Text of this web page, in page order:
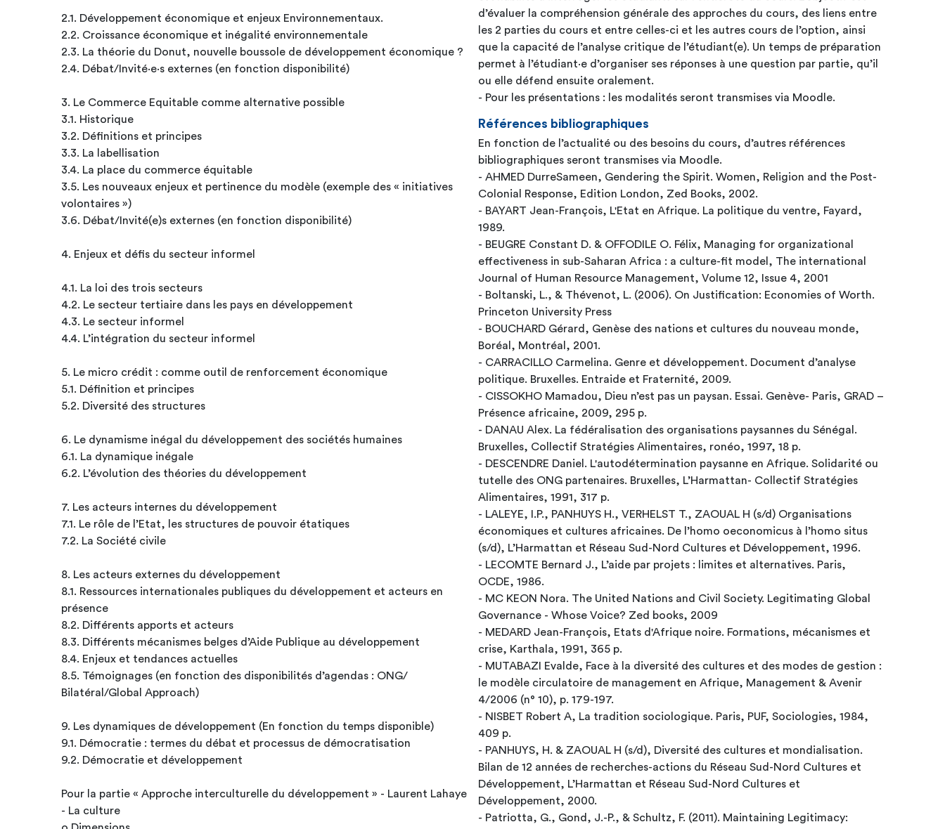
2.1. Développement économique et enjeux Environnementaux.
2.2. Croissance économique et inégalité environnementale
2.3. La théorie du Donut, nouvelle boussole de développement économique ?
2.4. Débat/Invité·e·s externes (en fonction disponibilité)
3. Le Commerce Equitable comme alternative possible
3.1. Historique
3.2. Définitions et principes
3.3. La labellisation
3.4. La place du commerce équitable
3.5. Les nouveaux enjeux et pertinence du modèle (exemple des « initiatives
volontaires »)
3.6. Débat/Invité(e)s externes (en fonction disponibilité)
4. Enjeux et défis du secteur informel
4.1. La loi des trois secteurs
4.2. Le secteur tertiaire dans les pays en développement
4.3. Le secteur informel
4.4. L’intégration du secteur informel
5. Le micro crédit : comme outil de renforcement économique
5.1. Définition et principes
5.2. Diversité des structures
6. Le dynamisme inégal du développement des sociétés humaines
6.1. La dynamique inégale
6.2. L’évolution des théories du développement
7. Les acteurs internes du développement
7.1. Le rôle de l’Etat, les structures de pouvoir étatiques
7.2. La Société civile
8. Les acteurs externes du développement
8.1. Ressources internationales publiques du développement et acteurs en
présence
8.2. Différents apports et acteurs
8.3. Différents mécanismes belges d’Aide Publique au développement
8.4. Enjeux et tendances actuelles
8.5. Témoignages (en fonction des disponibilités d’agendas : ONG/
Bilatéral/Global Approach)
9. Les dynamiques de développement (En fonction du temps disponible)
9.1. Démocratie : termes du débat et processus de démocratisation
9.2. Démocratie et développement
Pour la partie « Approche interculturelle du développement » - Laurent Lahaye
- La culture
d’évaluer la compréhension générale des approches du cours, des liens entre
les 2 parties du cours et entre celles-ci et les autres cours de l’option, ainsi
que la capacité de l’analyse critique de l’étudiant(e). Un temps de préparation
permet à l’étudiant·e d’organiser ses réponses à une question par partie, qu’il
ou elle défend ensuite oralement.
- Pour les présentations : les modalités seront transmises via Moodle.
Références bibliographiques
En fonction de l’actualité ou des besoins du cours, d’autres références
bibliographiques seront transmises via Moodle.
- AHMED DurreSameen, Gendering the Spirit. Women, Religion and the Post-
Colonial Response, Edition London, Zed Books, 2002.
- BAYART Jean-François, L'Etat en Afrique. La politique du ventre, Fayard,
1989.
- BEUGRE Constant D. & OFFODILE O. Félix, Managing for organizational
effectiveness in sub-Saharan Africa : a culture-fit model, The international
Journal of Human Resource Management, Volume 12, Issue 4, 2001
- Boltanski, L., & Thévenot, L. (2006). On Justification: Economies of Worth.
Princeton University Press
- BOUCHARD Gérard, Genèse des nations et cultures du nouveau monde,
Boréal, Montréal, 2001.
- CARRACILLO Carmelina. Genre et développement. Document d’analyse
politique. Bruxelles. Entraide et Fraternité, 2009.
- CISSOKHO Mamadou, Dieu n’est pas un paysan. Essai. Genève- Paris, GRAD –
Présence africaine, 2009, 295 p.
- DANAU Alex. La fédéralisation des organisations paysannes du Sénégal.
Bruxelles, Collectif Stratégies Alimentaires, ronéo, 1997, 18 p.
- DESCENDRE Daniel. L'autodétermination paysanne en Afrique. Solidarité ou
tutelle des ONG partenaires. Bruxelles, L’Harmattan- Collectif Stratégies
Alimentaires, 1991, 317 p.
- LALEYE, I.P., PANHUYS H., VERHELST T., ZAOUAL H (s/d) Organisations
économiques et cultures africaines. De l’homo oeconomicus à l’homo situs
(s/d), L’Harmattan et Réseau Sud-Nord Cultures et Développement, 1996.
- LECOMTE Bernard J., L’aide par projets : limites et alternatives. Paris,
OCDE, 1986.
- MC KEON Nora. The United Nations and Civil Society. Legitimating Global
Governance - Whose Voice? Zed books, 2009
- MEDARD Jean-François, Etats d'Afrique noire. Formations, mécanismes et
crise, Karthala, 1991, 365 p.
- MUTABAZI Evalde, Face à la diversité des cultures et des modes de gestion :
le modèle circulatoire de management en Afrique, Management & Avenir
4/2006 (n° 10), p. 179-197.
- NISBET Robert A, La tradition sociologique. Paris, PUF, Sociologies, 1984,
409 p.
- PANHUYS, H. & ZAOUAL H (s/d), Diversité des cultures et mondialisation.
Bilan de 12 années de recherches-actions du Réseau Sud-Nord Cultures et
Développement, L’Harmattan et Réseau Sud-Nord Cultures et
Développement, 2000.
- Patriotta, G., Gond, J.-P., & Schultz, F. (2011). Maintaining Legitimacy: